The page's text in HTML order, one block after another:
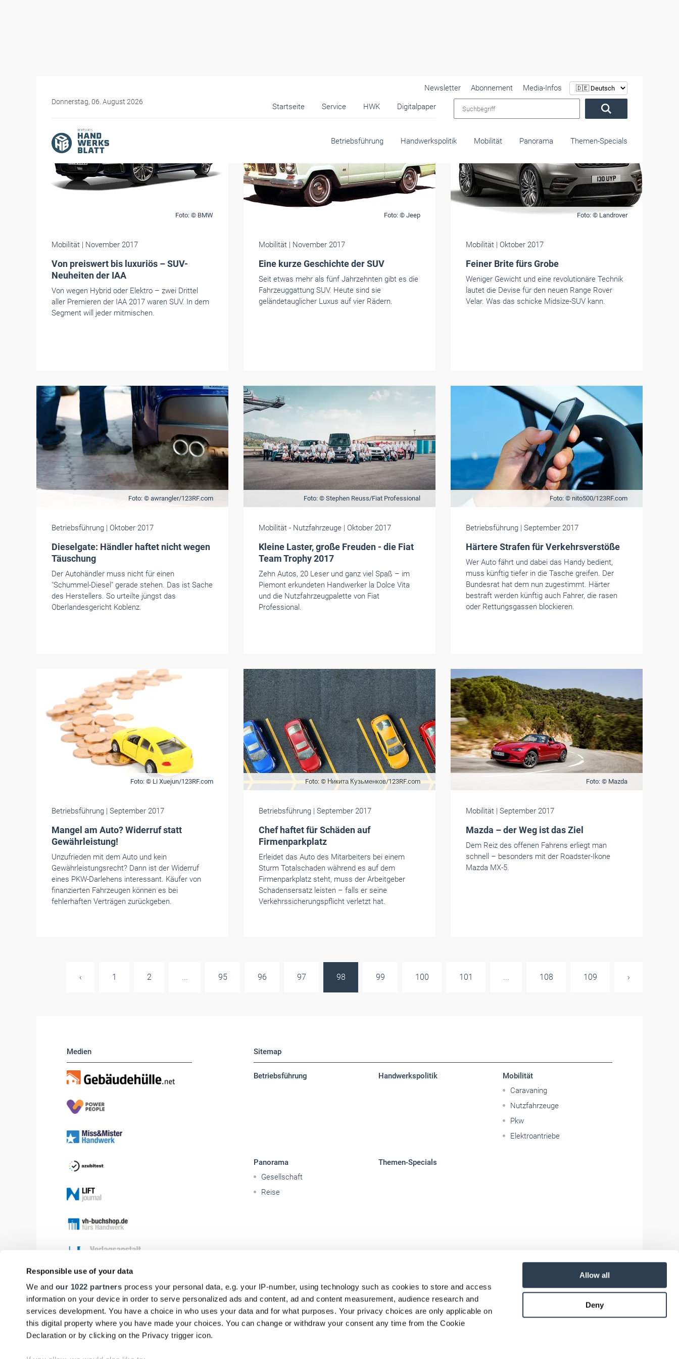
Responsible use of your data
We and our 1022 partners process your personal data, e.g. your IP-number, using technology such as cookies to store and access
information on your device in order to serve personalized ads and content, ad and content measurement, audience research and
services development. You have a choice in who uses your data and for what purposes. Your privacy choices are only applicable on
this digital property where you have made your choices. You can change or withdraw your consent any time from the Cookie
Declaration or by clicking on the Privacy trigger icon.
Allow all
Deny
Donnerstag, 06. August 2026
Startseite Service HWK Digitalpaper
Newsletter Abonnement
Media-Infos
Betriebsführung Handwerkspolitik Mobilität Panorama Themen-Specials
Foto: © BMW
Mobilität | November 2017
Von preiswert bis luxuriös – SUV-
Neuheiten der IAA
Von wegen Hybrid oder Elektro – zwei Drittel
aller Premieren der IAA 2017 waren SUV. In dem
Segment will jeder mitmischen.
Foto: © Jeep
Mobilität | November 2017
Eine kurze Geschichte der SUV
Seit etwas mehr als fünf Jahrzehnten gibt es die
Fahrzeuggattung SUV. Heute sind sie
geländetauglicher Luxus auf vier Rädern.
Foto: © Landrover
Mobilität | Oktober 2017
Feiner Brite fürs Grobe
Weniger Gewicht und eine revolutionäre Technik
lautet die Devise für den neuen Range Rover
Velar. Was das schicke Midsize-SUV kann.
Foto: © awrangler/123RF.com
Betriebsführung | Oktober 2017
Dieselgate: Händler haftet nicht wegen
Täuschung
Der Autohändler muss nicht für einen
"Schummel-Diesel" gerade stehen. Das ist Sache
des Herstellers. So urteilte jüngst das
Oberlandesgericht Koblenz.
Foto: © Stephen Reuss/Fiat Professional
Mobilität- Nutzfahrzeuge | Oktober 2017
Kleine Laster, große Freuden - die Fiat
Team Trophy 2017
Zehn Autos, 20 Leser und ganz viel Spaß – im
Piemont erkundeten Handwerker la Dolce Vita
und die Nutzfahrzeugpalette von Fiat
Professional.
Foto: © nito500/123RF.com
Betriebsführung | September 2017
Härtere Strafen für Verkehrsverstöße
Wer Auto fährt und dabei das Handy bedient,
muss künftig tiefer in die Tasche greifen. Der
Bundesrat hat dem nun zugestimmt. Härter
bestraft werden künftig auch Fahrer, die rasen
oder Rettungsgassen blockieren.
Foto: © Li Xuejun/123RF.com
Betriebsführung | September 2017
Mangel am Auto? Widerruf statt
Gewährleistung!
Unzufrieden mit dem Auto und kein
Gewährleistungsrecht? Dann ist der Widerruf
eines PKW-Darlehens interessant. Käufer von
finanzierten Fahrzeugen können es bei
fehlerhaften Verträgen zurückgeben.
Foto: © Никита Кузьменков/123RF.com
Betriebsführung | September 2017
Chef haftet für Schäden auf
Firmenparkplatz
Erleidet das Auto des Mitarbeiters bei einem
Sturm Totalschaden während es auf dem
Firmenparkplatz steht, muss der Arbeitgeber
Schadensersatz leisten – falls er seine
Verkehrssicherungspflicht verletzt hat.
Foto: © Mazda
Mobilität | September 2017
Mazda – der Weg ist das Ziel
Dem Reiz des offenen Fahrens erliegt man
schnell – besonders mit der Roadster-Ikone
Mazda MX-5.
‹ 1 2 ... 95 96 97 98 99 100 101 ... 108 109 ›
Medien Sitemap
Betriebsführung Handwerkspolitik
Mobilität
Caravaning
Nutzfahrzeuge
Pkw
Elektroantriebe
Panorama
Gesellschaft
Reise
Themen-Specials